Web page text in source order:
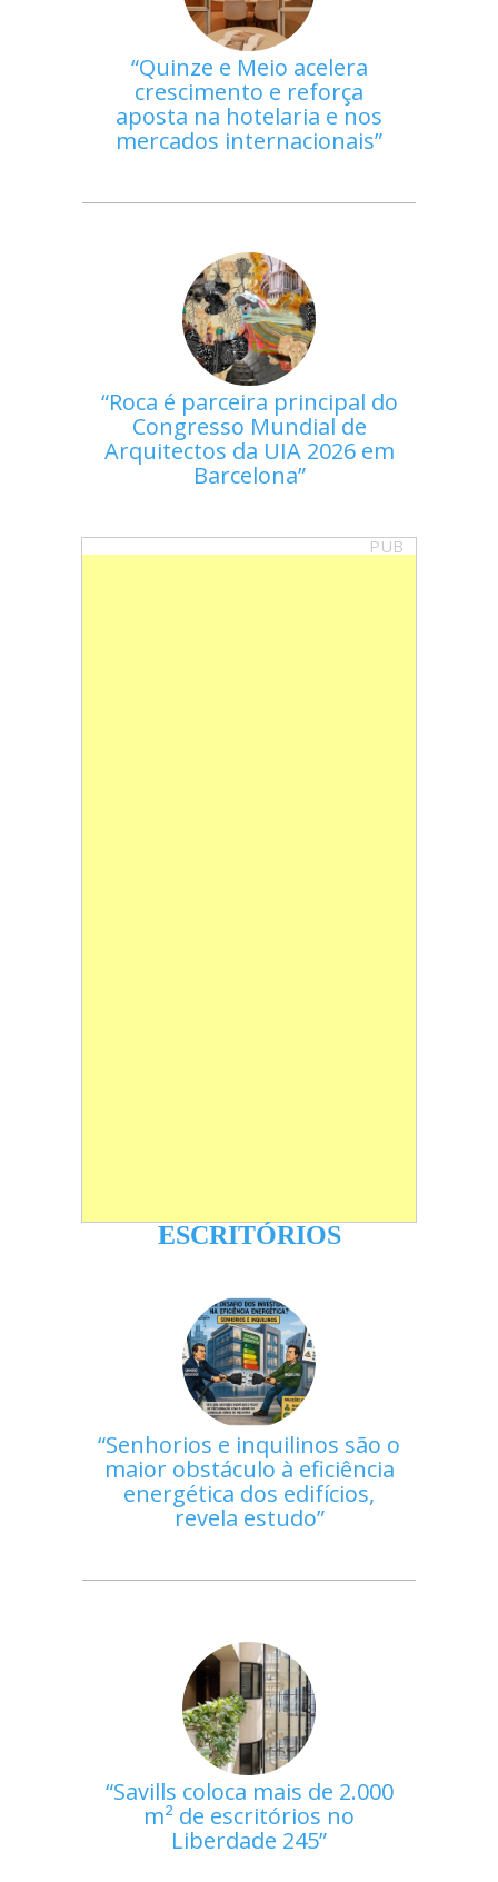
Quinze e Meio acelera
crescimento e reforça
aposta na hotelaria e nos
mercados internacionais
Roca é parceira principal do
Congresso Mundial de
Arquitectos da UIA 2026 em
Barcelona
PUB
ESCRITÓRIOS
Senhorios e inquilinos são o
maior obstáculo à eficiência
energética dos edifícios,
revela estudo
Savills coloca mais de 2.000
m² de escritórios no
Liberdade 245